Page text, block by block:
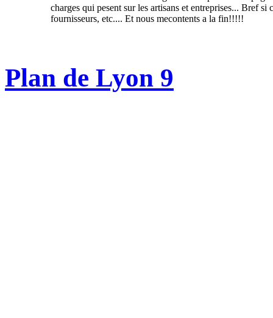
charges qui pesent sur les artisans et entreprises... Bref
fournisseurs, etc.... Et nous mecontents a la fin!!!!!
Plan de Lyon 9